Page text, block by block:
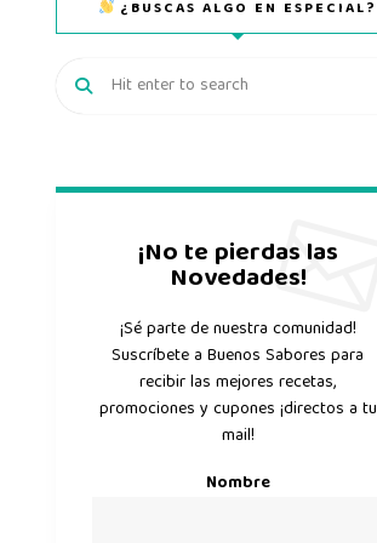
¿BUSCAS ALGO EN ESPECIAL?
¡No te pierdas las
Novedades!
¡Sé parte de nuestra comunidad!
Suscríbete a Buenos Sabores para
recibir las mejores recetas,
promociones y cupones ¡directos a tu
mail!
Nombre